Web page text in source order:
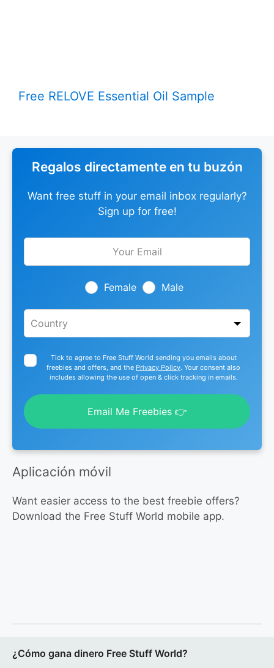
Free RELOVE Essential Oil Sample
Regalos directamente en tu buzón
Want free stuff in your email inbox regularly?
Sign up for free!
Leave
Female Male
Tick to agree to Free Stuff World sending you emails about
freebies and offers, and the Privacy Policy. Your consent also
includes allowing the use of open & click tracking in emails.
Email Me Freebies 👉
Aplicación móvil
Want easier access to the best freebie offers?
Download the Free Stuff World mobile app.
¿Cómo gana dinero Free Stuff World?